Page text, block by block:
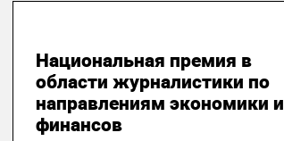
Национальная премия в
области журналистики по
направлениям экономики и
финансов